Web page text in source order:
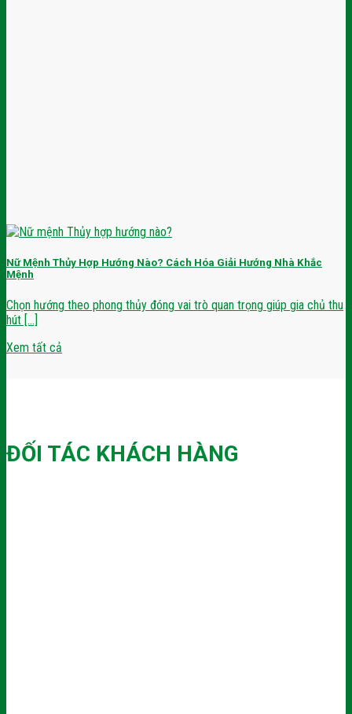
Nữ Mệnh Thủy Hợp Hướng Nào? Cách Hóa Giải Hướng Nhà Khắc
Mệnh
Chọn hướng theo phong thủy đóng vai trò quan trọng giúp gia chủ thu
hút [...]
Xem tất cả
ĐỐI TÁC KHÁCH HÀNG